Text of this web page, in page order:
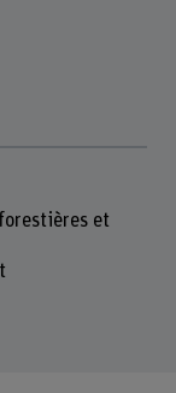
et